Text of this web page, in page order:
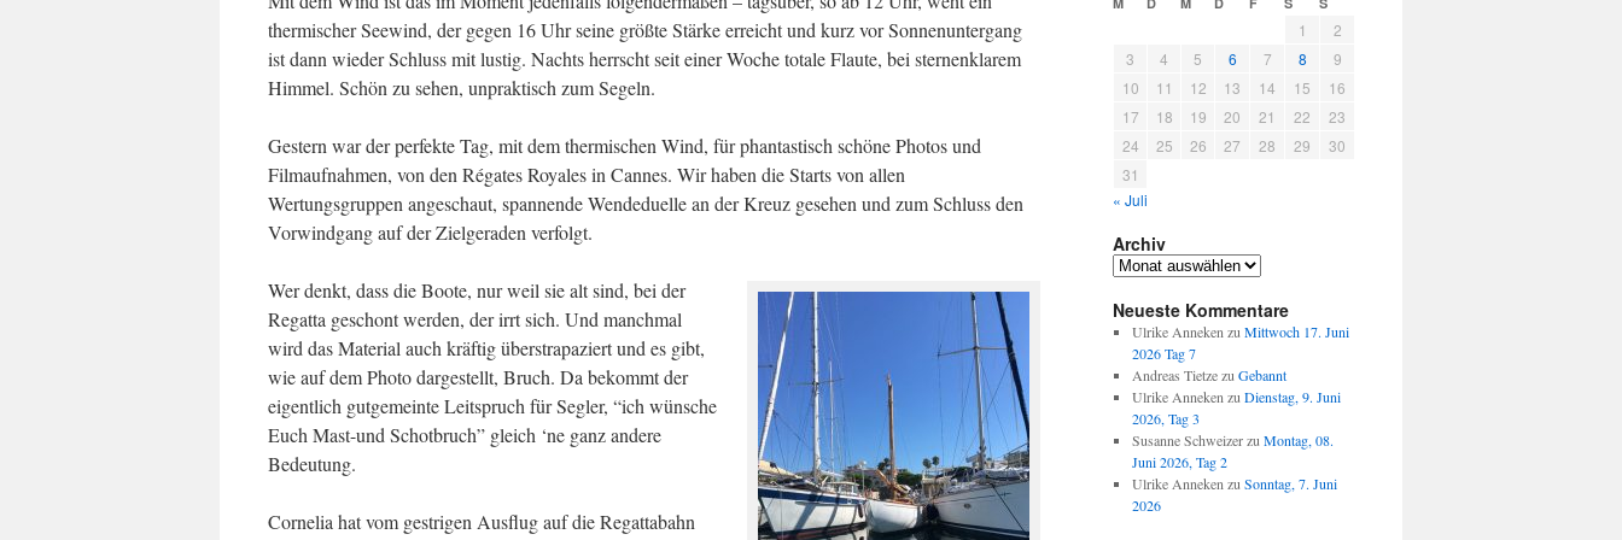
thermischer Seewind, der gegen 16 Uhr seine größte Stärke erreicht und kurz vor Sonnenuntergang
ist dann wieder Schluss mit lustig. Nachts herrscht seit einer Woche totale Flaute, bei sternenklarem
Himmel. Schön zu sehen, unpraktisch zum Segeln.
Gestern war der perfekte Tag, mit dem thermischen Wind, für phantastisch schöne Photos und
Filmaufnahmen, von den Régates Royales in Cannes. Wir haben die Starts von allen
Wertungsgruppen angeschaut, spannende Wendeduelle an der Kreuz gesehen und zum Schluss den
Vorwindgang auf der Zielgeraden verfolgt.
Wer denkt, dass die Boote, nur weil sie alt sind, bei der
Regatta geschont werden, der irrt sich. Und manchmal
wird das Material auch kräftig überstrapaziert und es gibt,
wie auf dem Photo dargestellt, Bruch. Da bekommt der
eigentlich gutgemeinte Leitspruch für Segler, “ich wünsche
Euch Mast-und Schotbruch” gleich ‘ne ganz andere
Bedeutung.
Cornelia hat vom gestrigen Ausflug auf die Regattabahn
1
2
3
4 5 6 7 8
9
10
11 12 13 14 15
16
17
18 19 20 21 22
23
24
25 26 27 28 29
30
31
« Juli
Archiv
Archiv
Neueste Kommentare
Ulrike AnnekenzuMittwoch 17. Juni
2026 Tag 7
Andreas TietzezuGebannt
Ulrike AnnekenzuDienstag, 9. Juni
2026, Tag 3
Susanne SchweizerzuMontag, 08.
Juni 2026, Tag 2
Ulrike AnnekenzuSonntag, 7. Juni
2026